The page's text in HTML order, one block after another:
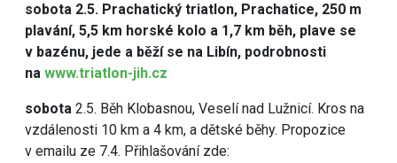
sobota 2.5. Prachatický triatlon, Prachatice, 250 m
plavání, 5,5 km horské kolo a 1,7 km běh, plave se
v bazénu, jede a běží se na Libín, podrobnosti
na www.triatlon-jih.cz
sobota 2.5. Běh Klobasnou, Veselí nad Lužnicí. Kros na
vzdálenosti 10 km a 4 km, a dětské běhy. Propozice
v emailu ze 7.4. Přihlašování zde: